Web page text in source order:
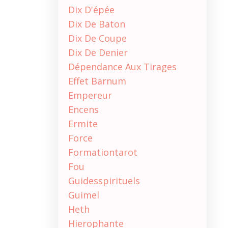
Dix D'épée
Dix De Baton
Dix De Coupe
Dix De Denier
Dépendance Aux Tirages
Effet Barnum
Empereur
Encens
Ermite
Force
Formationtarot
Fou
Guidesspirituels
Guimel
Heth
Hierophante